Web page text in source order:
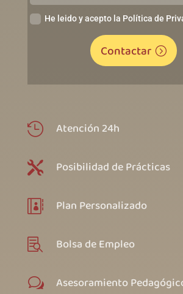
He leido y acepto la Política de
Contactar
 Atención 24h
 Posibilidad de Prácticas
 Plan Personalizado
 Bolsa de Empleo
w Asesoramiento